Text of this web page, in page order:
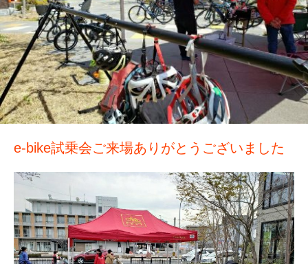
e-bike試乗会ご来場ありがとうございました